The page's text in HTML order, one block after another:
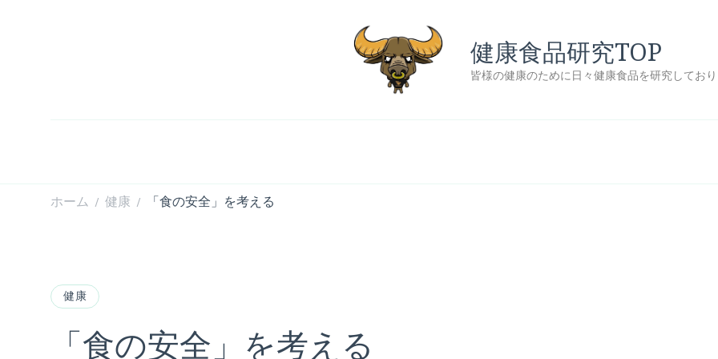
健康食品研究TOP
皆様の健康のために日々健康食品を研究してお
ホーム / 健康 / 「食の安全」を考える
健康
「食の安全」を考える